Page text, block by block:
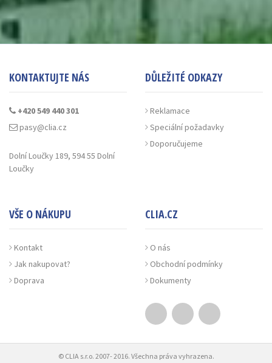
KONTAKTUJTE NÁS
+420 549 440 301
pasy@clia.cz
Dolní Loučky 189, 594 55 Dolní
Loučky
DŮLEŽITÉ ODKAZY
Reklamace
Speciální požadavky
Doporučujeme
VŠE O NÁKUPU
Kontakt
Jak nakupovat?
Doprava
CLIA.CZ
O nás
Obchodní podmínky
Dokumenty
© CLIA s.r.o. 2007- 2016. Všechna práva vyhrazena.